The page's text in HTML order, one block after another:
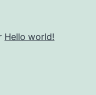
Hello world!